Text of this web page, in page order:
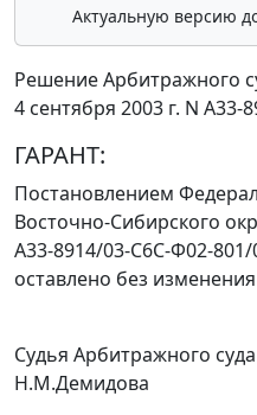
Актуальную версию
Решение Арбитражного
4 сентября 2003 г. N А33-
ГАРАНТ:
Постановлением
Восточно-Сибирского
А33-8914/03-С6С-Ф02-
оставлено без изменения
Судья Арбитражного
Н.М.Демидова